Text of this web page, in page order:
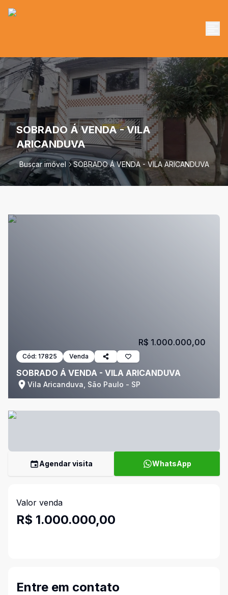
SOBRADO Á VENDA - VILA
ARICANDUVA
Buscar imóvel SOBRADO Á VENDA - VILA ARICANDUVA
Cód: 17825 Venda
SOBRADO Á VENDA - VILA ARICANDUVA
Vila Aricanduva, São Paulo - SP
R$ 1.000.000,00
Agendar visita WhatsApp
Valor venda
R$ 1.000.000,00
Entre em contato